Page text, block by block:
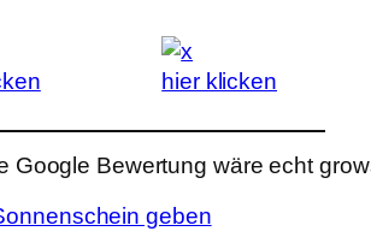
hier klicken
Google Bewertung wäre echt
geben